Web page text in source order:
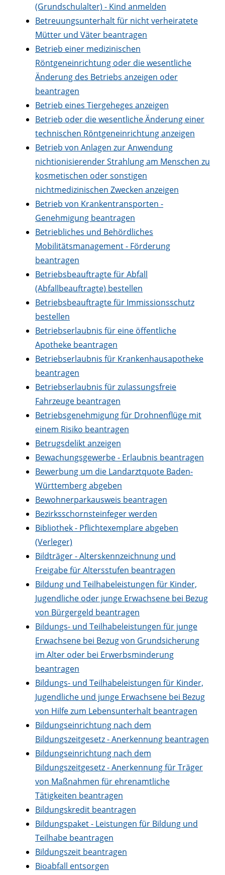
(Grundschulalter) - Kind anmelden
Betreuungsunterhalt für nicht verheiratete
Mütter und Väter beantragen
Betrieb einer medizinischen
Röntgeneinrichtung oder die wesentliche
Änderung des Betriebs anzeigen oder
beantragen
Betrieb eines Tiergeheges anzeigen
Betrieb oder die wesentliche Änderung einer
technischen Röntgeneinrichtung anzeigen
Betrieb von Anlagen zur Anwendung
nichtionisierender Strahlung am Menschen zu
kosmetischen oder sonstigen
nichtmedizinischen Zwecken anzeigen
Betrieb von Krankentransporten -
Genehmigung beantragen
Betriebliches und Behördliches
Mobilitätsmanagement - Förderung
beantragen
Betriebsbeauftragte für Abfall
(Abfallbeauftragte) bestellen
Betriebsbeauftragte für Immissionsschutz
bestellen
Betriebserlaubnis für eine öffentliche
Apotheke beantragen
Betriebserlaubnis für Krankenhausapotheke
beantragen
Betriebserlaubnis für zulassungsfreie
Fahrzeuge beantragen
Betriebsgenehmigung für Drohnenflüge mit
einem Risiko beantragen
Betrugsdelikt anzeigen
Bewachungsgewerbe - Erlaubnis beantragen
Bewerbung um die Landarztquote Baden-
Württemberg abgeben
Bewohnerparkausweis beantragen
Bezirksschornsteinfeger werden
Bibliothek - Pflichtexemplare abgeben
(Verleger)
Bildträger - Alterskennzeichnung und
Freigabe für Altersstufen beantragen
Bildung und Teilhabeleistungen für Kinder,
Jugendliche oder junge Erwachsene bei Bezug
von Bürgergeld beantragen
Bildungs- und Teilhabeleistungen für junge
Erwachsene bei Bezug von Grundsicherung
im Alter oder bei Erwerbsminderung
beantragen
Bildungs- und Teilhabeleistungen für Kinder,
Jugendliche und junge Erwachsene bei Bezug
von Hilfe zum Lebensunterhalt beantragen
Bildungseinrichtung nach dem
Bildungszeitgesetz - Anerkennung beantragen
Bildungseinrichtung nach dem
Bildungszeitgesetz - Anerkennung für Träger
von Maßnahmen für ehrenamtliche
Tätigkeiten beantragen
Bildungskredit beantragen
Bildungspaket - Leistungen für Bildung und
Teilhabe beantragen
Bildungszeit beantragen
Bioabfall entsorgen